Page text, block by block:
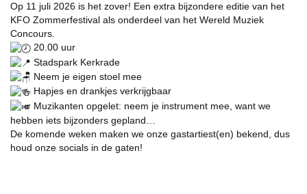
Op 11 juli 2026 is het zover! Een extra bijzondere editie van het
KFO Zommerfestival als onderdeel van het Wereld Muziek
Concours.
20.00 uur
Stadspark Kerkrade
Neem je eigen stoel mee
Hapjes en drankjes verkrijgbaar
Muzikanten opgelet: neem je instrument mee, want we
hebben iets bijzonders gepland…
De komende weken maken we onze gastartiest(en) bekend, dus
houd onze socials in de gaten!